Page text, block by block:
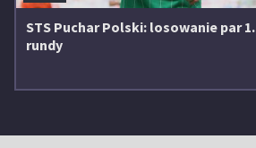
STS Puchar Polski: losowanie par 1.
rundy